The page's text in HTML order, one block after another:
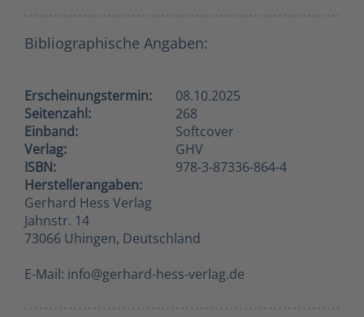
Bibliographische Angaben:
Erscheinungstermin:
08.10.2025
Seitenzahl:
268
Einband:
Softcover
Verlag:
GHV
ISBN:
978-3-87336-864-4
Herstellerangaben:
Gerhard Hess Verlag
Jahnstr. 14
73066 Uhingen, Deutschland
E-Mail: info@gerhard-hess-verlag.de